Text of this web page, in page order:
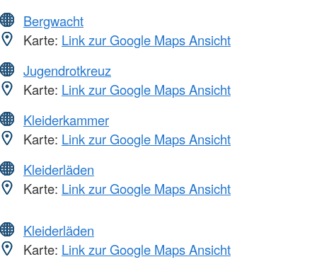
Bergwacht
Karte: Link zur Google Maps Ansicht
Jugendrotkreuz
Karte: Link zur Google Maps Ansicht
Kleiderkammer
Karte: Link zur Google Maps Ansicht
Kleiderläden
Karte: Link zur Google Maps Ansicht
Kleiderläden
Karte: Link zur Google Maps Ansicht